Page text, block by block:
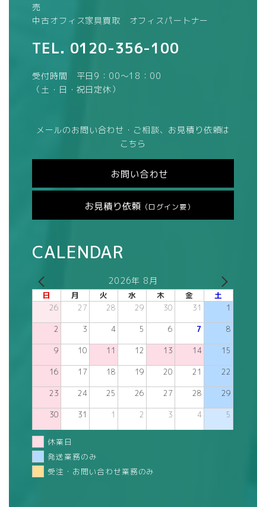
売
中古オフィス家具買取 オフィスパートナー
TEL. 0120-356-100
受付時間 平日9：00～18：00
（土・日・祝日定休）
メールのお問い合わせ・ご相談、お見積り依頼は
こちら
お問い合わせ
お見積り依頼 （ログイン要）
CALENDAR
2026年 8月
日 月 火 水 木 金 土
26 27 28 29 30 31 1
2 3 4 5 6 7 8
9 10 11 12 13 14 15
16 17 18 19 20 21 22
23 24 25 26 27 28 29
30 31 1 2 3 4 5
休業日
発送業務のみ
受注・お問い合わせ業務のみ